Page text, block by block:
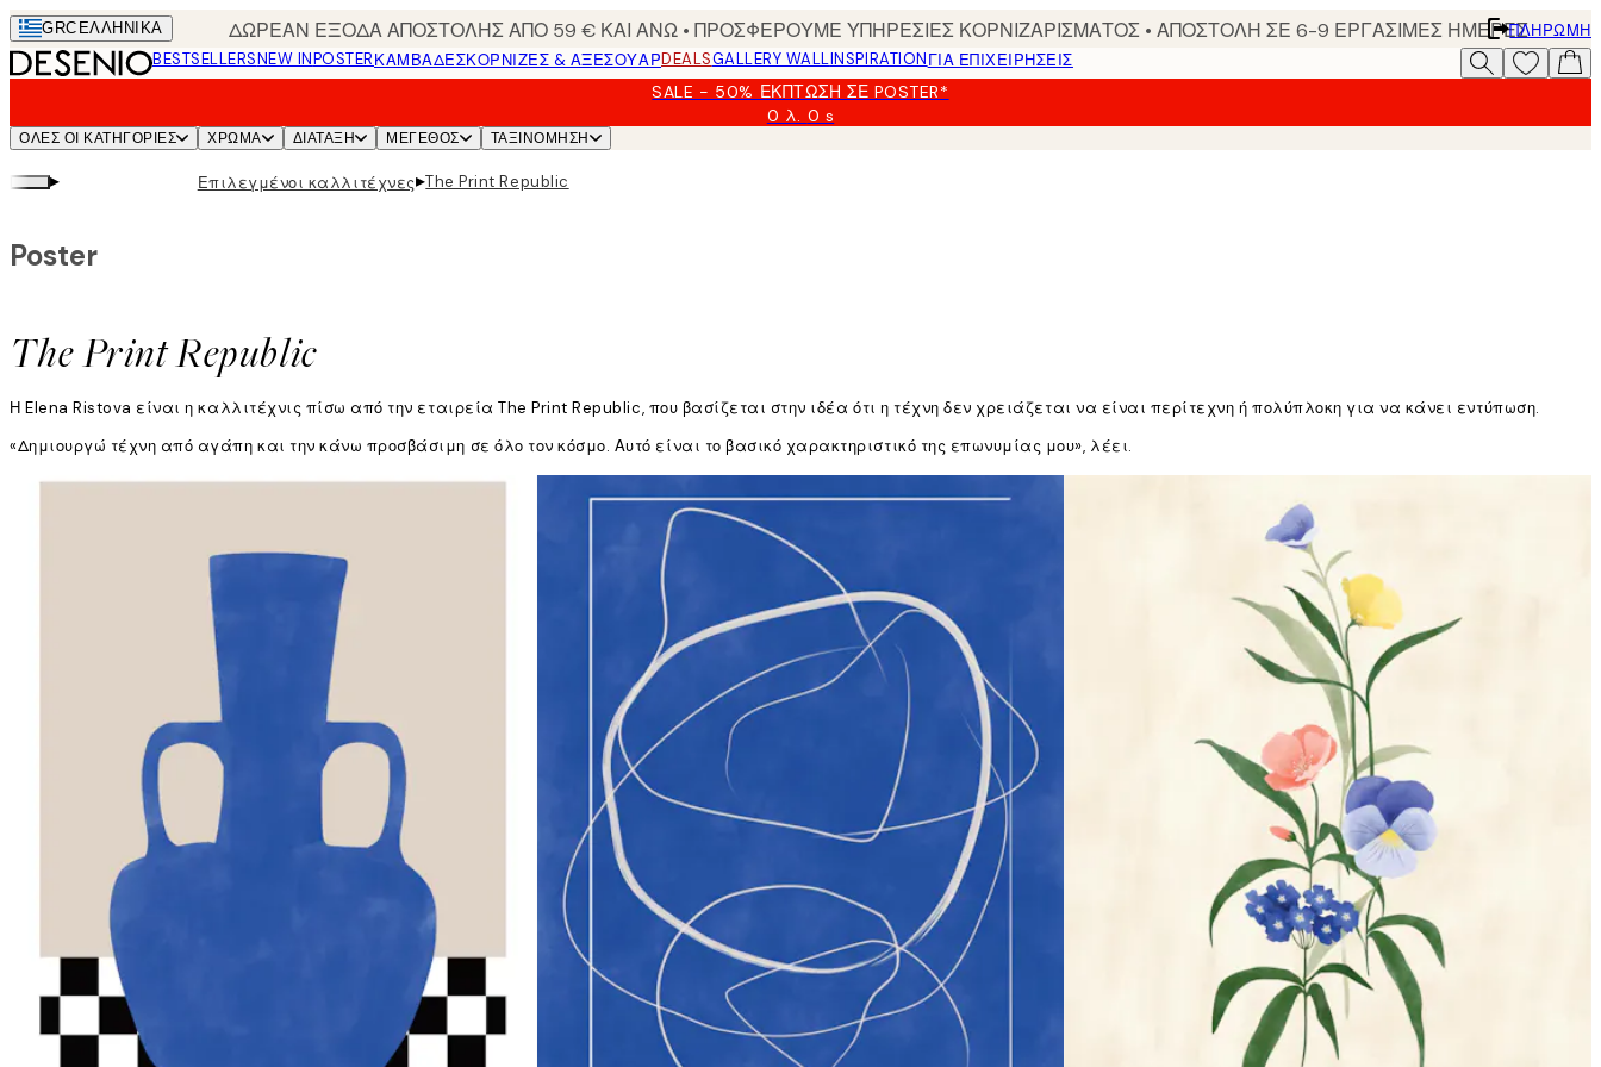
Skip
to
main
GRC ΕΛΛΗΝΙΚΆ ΔΩΡΕΑΝ ΕΞΟΔΑ ΑΠΟΣΤΟΛΗΣ ΑΠΟ 59 € ΚΑΙ ΑΝΩ • ΠΡΟΣΦΕΡΟΥΜΕ ΥΠΗΡΕΣΙΕΣ ΚΟΡΝΙΖΑΡΙΣΜΑΤΟΣ • ΑΠΟΣΤΟΛΗ ΣΕ 6-9 ΕΡΓΑΣΙΜΕΣ ΗΜΕΡΕΣΠΛΗΡΩΜΉ
BESTSELLERSNEW INPOSTERΚΑΜΒΆΔΕΣΚΟΡΝΊΖΕΣ & ΑΞΕΣΟΥΆΡDEALSGALLERY WALLINSPIRATIONΓΙΑ ΕΠΙΧΕΙΡΗΣΕΙΣ
SALE - 50% ΈΚΠΤΩΣΗ ΣΕ POSTER*
0 λ. 0 s
Ισχύει
ΌΛΕΣ ΟΙ ΚΑΤΗΓΟΡΊΕΣ ΧΡΩΜΑ ΔΙΑΤΑΞΗ ΜΕΓΕΘΟΣ ΤΑΞΙΝΌΜΗΣΗ
▸ Επιλεγμένοι καλλιτέχνες▸The Print Republic
The Print Republic
Poster
Η Elena Ristova είναι η καλλιτέχνις πίσω από την εταιρεία The Print Republic, που βασίζεται στην ιδέα ότι η τέχνη δεν χρειάζεται να είναι περίτεχνη ή πολύπλοκη για να κάνει εντύπωση.
«Δημιουργώ τέχνη από αγάπη και την κάνω προσβάσιμη σε όλο τον κόσμο. Αυτό είναι το βασικό χαρακτηριστικό της επωνυμίας μου», λέει.
Η Elena περιγράφει το στυλ της ως μινιμαλιστικό και απλό.
«Αλλά μου αρέσει επίσης να διασκεδάζω λίγο με τις λέξεις, τα λουλούδια και όλα τα χρώματα του ουράνιου τόξου.»
Διαβάστε περισσότερα